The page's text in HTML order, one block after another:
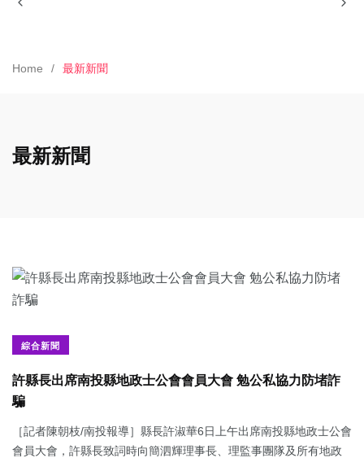
Home 最新新聞
最新新聞
綜合新聞
許縣長出席南投縣地政士公會會員大會 勉公私協力防堵詐
騙
［記者陳朝枝/南投報導］縣長許淑華6日上午出席南投縣地政士公會
會員大會，許縣長致詞時向簡泗輝理事長、理監事團隊及所有地政